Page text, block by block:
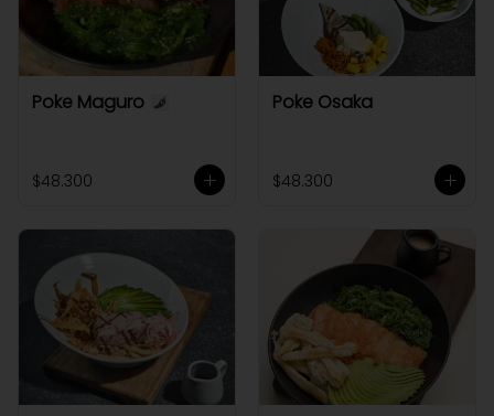
Poke Maguro
$48.300
Poke Osaka
$48.300